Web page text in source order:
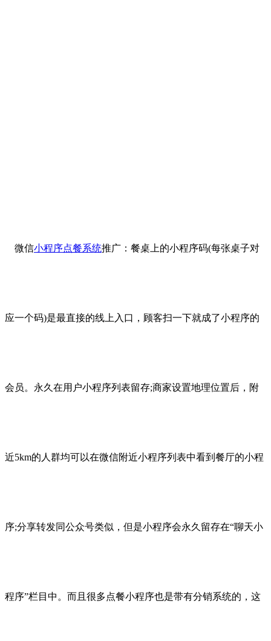
微信小程序点餐系统推广：餐桌上的小程序码(每张桌子对
应一个码)是最直接的线上入口，顾客扫一下就成了小程序的
会员。永久在用户小程序列表留存;商家设置地理位置后，附
近5km的人群均可以在微信附近小程序列表中看到餐厅的小程
序;分享转发同公众号类似，但是小程序会永久留存在“聊天小
程序”栏目中。而且很多点餐小程序也是带有分销系统的，这